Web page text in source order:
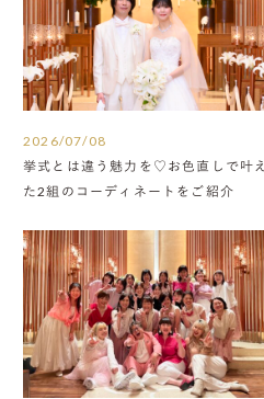
2026/07/08
挙式とは違う魅力を♡お色直しで叶え
た2組のコーディネートをご紹介